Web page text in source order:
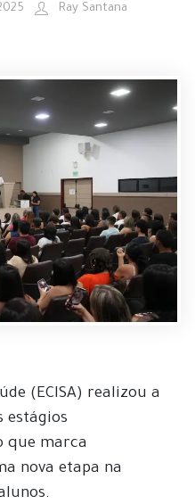
Ray Santana
(ECISA) realizou a
estágios
que marca
nova etapa na